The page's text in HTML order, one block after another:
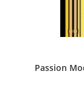
Passion